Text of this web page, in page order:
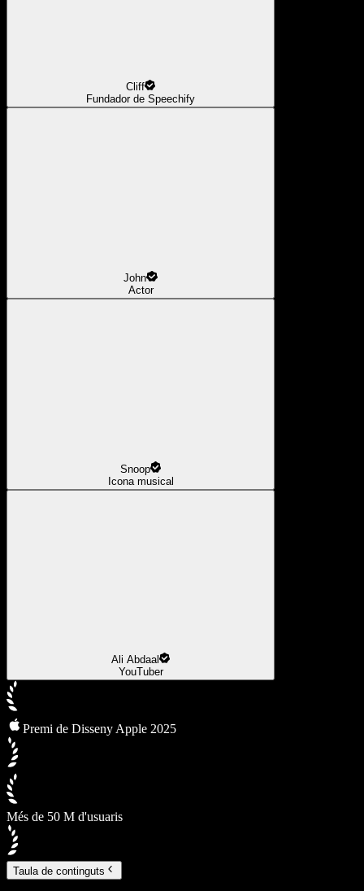
Cliff
Fundador de Speechify
John
Actor
Snoop
Icona musical
Ali Abdaal
YouTuber
Premi de Disseny Apple 2025
Més de 50 M d'usuaris
Taula de continguts